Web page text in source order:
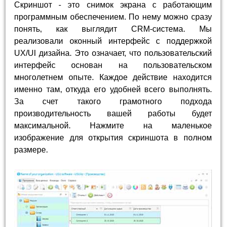
Скриншот - это снимок экрана с работающим
программным обеспечением. По нему можно сразу
понять, как выглядит CRM-система. Мы
реализовали оконный интерфейс с поддержкой
UX/UI дизайна. Это означает, что пользовательский
интерфейс основан на пользовательском
многолетнем опыте. Каждое действие находится
именно там, откуда его удобней всего выполнять.
За счет такого грамотного подхода
производительность вашей работы будет
максимальной. Нажмите на маленькое
изображение для открытия скриншота в полном
размере.